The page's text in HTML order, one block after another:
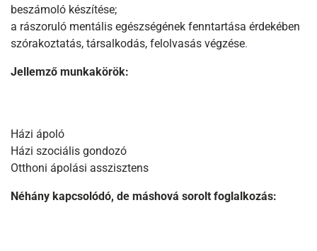
beszámoló készítése;
a rászoruló mentális egészségének fenntartása érdekében
szórakoztatás, társalkodás, felolvasás végzése.
Jellemző munkakörök:
Házi ápoló
Házi szociális gondozó
Otthoni ápolási asszisztens
Néhány kapcsolódó, de máshová sorolt foglalkozás: